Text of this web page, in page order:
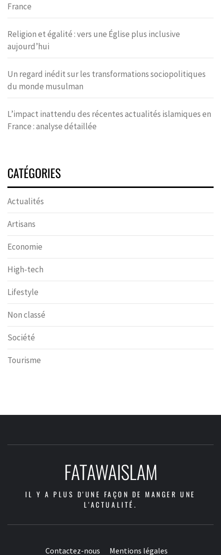
France
Religion et égalité : vers une Église plus inclusive
aujourd’hui
Un regard inédit sur les transformations sociopolitiques
du monde musulman
L’impact inattendu des récentes actualités islamiques en
France : analyse détaillée
CATÉGORIES
Actualités
Artisans
Economie
High-tech
Lifestyle
Non classé
Société
Tourisme
FATAWAISLAM
IL Y A PLUS D'UNE FAÇON DE MANGER UNE
L'ACTUALITÉ.
Contactez-nous Mentions légales